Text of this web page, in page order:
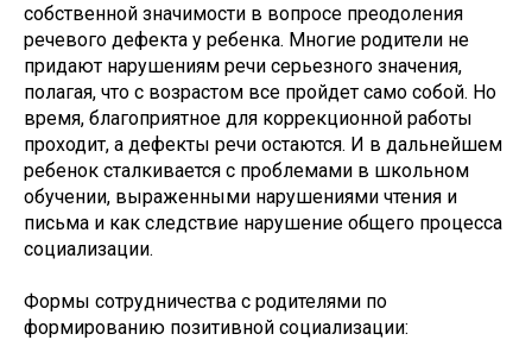
собственной значимости в вопросе преодоления
речевого дефекта у ребенка. Многие родители не
придают нарушениям речи серьезного значения,
полагая, что с возрастом все пройдет само собой. Но
время, благоприятное для коррекционной работы
проходит, а дефекты речи остаются. И в дальнейшем
ребенок сталкивается с проблемами в школьном
обучении, выраженными нарушениями чтения и
письма и как следствие нарушение общего процесса
социализации.
Формы сотрудничества с родителями по
формированию позитивной социализации: